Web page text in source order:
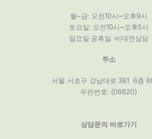
월~금: 오전10시~오후9시
토요일: 오전10시~오후5시
일요일·공휴일: 비대면상담
주소
서울 서초구 강남대로 381 6층
우편번호: (06620)
상담문의 바로가기